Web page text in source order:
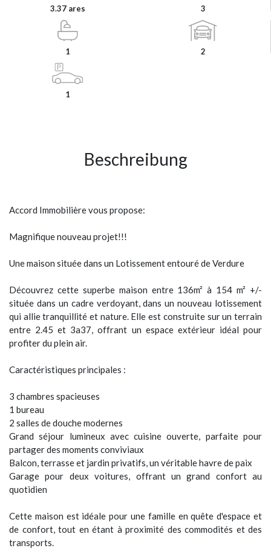
3.37 ares 3
1 2
1
Beschreibung
Accord Immobilière vous propose:
Magnifique nouveau projet!!!
Une maison située dans un Lotissement entouré de Verdure
Découvrez cette superbe maison entre 136m² à 154 m² +/-
située dans un cadre verdoyant, dans un nouveau lotissement
qui allie tranquillité et nature. Elle est construite sur un terrain
entre 2.45 et 3a37, offrant un espace extérieur idéal pour
profiter du plein air.
Caractéristiques principales :
3 chambres spacieuses
1 bureau
2 salles de douche modernes
Grand séjour lumineux avec cuisine ouverte, parfaite pour
partager des moments conviviaux
Balcon, terrasse et jardin privatifs, un véritable havre de paix
Garage pour deux voitures, offrant un grand confort au
quotidien
Cette maison est idéale pour une famille en quête d'espace et
de confort, tout en étant à proximité des commodités et des
transports.